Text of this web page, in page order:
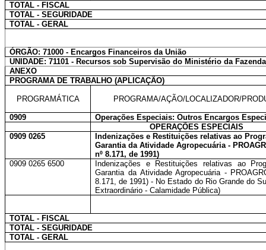
TOTAL - FISCAL
TOTAL - SEGURIDADE
TOTAL - GERAL
ÓRGÃO: 71000 - Encargos Financeiros da União
UNIDADE: 71101 - Recursos sob Supervisão do Ministério da Fazenda
ANEXO
PROGRAMA DE TRABALHO (APLICAÇÃO)
PROGRAMÁTICA PROGRAMA/AÇÃO/LOCALIZADOR/
0909
Operações Especiais: Outros Encargos
OPERAÇÕES ESPECIAIS
0909 0265
Indenizações e Restituições relativas ao
Garantia da Atividade Agropecuária -
nº 8.171, de 1991)
0909 0265 6500
Indenizações e Restituições relativas ao
Garantia da Atividade Agropecuária -
8.171, de 1991) - No Estado do Rio Grande do
Extraordinário - Calamidade Pública)
TOTAL - FISCAL
TOTAL - SEGURIDADE
TOTAL - GERAL